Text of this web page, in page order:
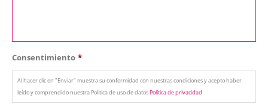
Consentimiento *
Al hacer clic en "Enviar" muestra su conformidad con nuestras condiciones y acepto haber
leído y comprendido nuestra Política de uso de datosPolítica de privacidad